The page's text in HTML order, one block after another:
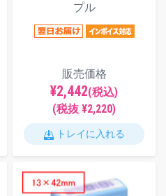
プル
販売価格
¥2,442(税込)
(税抜 ¥2,220)
トレイに入れる